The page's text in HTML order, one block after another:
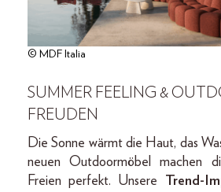
© MDF Italia
SUMMER FEELING &
FREUDEN
Die Sonne wärmt die Haut, das
neuen Outdoormöbel machen
Freien perfekt. Unsere Trend-